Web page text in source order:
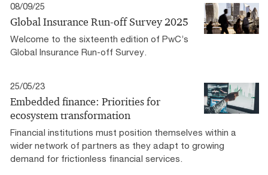
08/09/25
Global Insurance Run-off Survey 2025
Welcome to the sixteenth edition of PwC’s
Global Insurance Run-off Survey.
25/05/23
Embedded finance: Priorities for
ecosystem transformation
Financial institutions must position themselves within a
wider network of partners as they adapt to growing
demand for frictionless financial services.